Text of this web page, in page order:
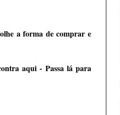
a forma de comprar e
aqui - Passa lá para